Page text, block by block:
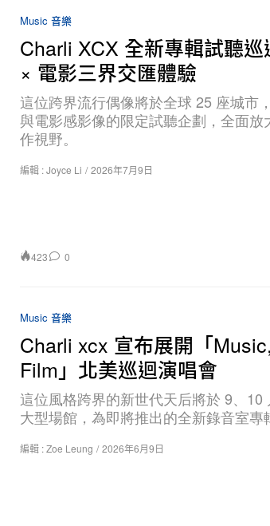
Music 音樂
Charli XCX 全新專輯試聽
× 電影三界交匯體驗
這位跨界流行偶像將於全球 25 座城市
與電影感影像的限定試聽企劃，全面
作視野。
編輯 :Joyce Li / 2026年7月9日
423 0
Music 音樂
Charli xcx 宣布展開「
Film」北美巡迴演唱會
這位風格跨界的新世代天后將於 9、10
大型場館，為即將推出的全新錄音室專
編輯 :Zoe Leung / 2026年6月9日